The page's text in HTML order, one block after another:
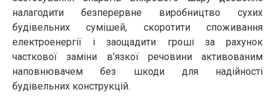
налагодити безперервне виробництво сухих
будівельних сумішей, скоротити споживання
електроенергії і заощадити гроші за рахунок
часткової заміни в’язкої речовини активованим
наповнювачем без шкоди для надійності
будівельних конструкцій.